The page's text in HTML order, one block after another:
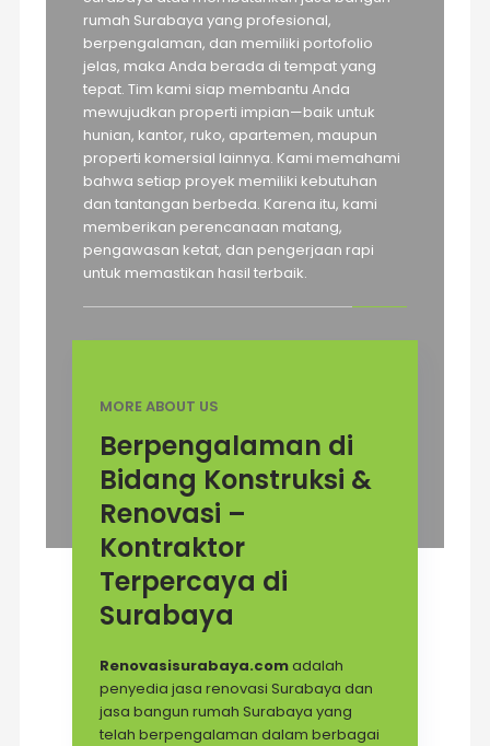
rumah Surabaya yang profesional,
berpengalaman, dan memiliki portofolio
jelas, maka Anda berada di tempat yang
tepat. Tim kami siap membantu Anda
mewujudkan properti impian—baik untuk
hunian, kantor, ruko, apartemen, maupun
properti komersial lainnya. Kami memahami
bahwa setiap proyek memiliki kebutuhan
dan tantangan berbeda. Karena itu, kami
memberikan perencanaan matang,
pengawasan ketat, dan pengerjaan rapi
untuk memastikan hasil terbaik.
MORE ABOUT US
Berpengalaman di
Bidang Konstruksi &
Renovasi –
Kontraktor
Terpercaya di
Surabaya
Renovasisurabaya.comadalah
penyedia jasa renovasi Surabaya dan
jasa bangun rumah Surabaya yang
telah berpengalaman dalam berbagai